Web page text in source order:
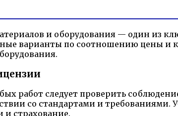
и оборудования — один из
варианты по соотношению цены и
работ следует проверить
со стандартами и
страхование.